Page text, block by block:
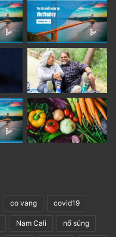
co vang covid19
Nam Cali nổ súng